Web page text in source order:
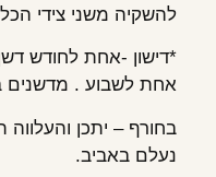
להשקיה משני צידי
*דישון -אחת לחודש דשן
אחת לשבוע . מדשנים
בחורף – יתכן והעלווה
נעלם באביב.